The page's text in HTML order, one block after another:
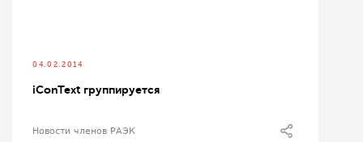
04.02.2014
iConText группируется
Новости членов РАЭК